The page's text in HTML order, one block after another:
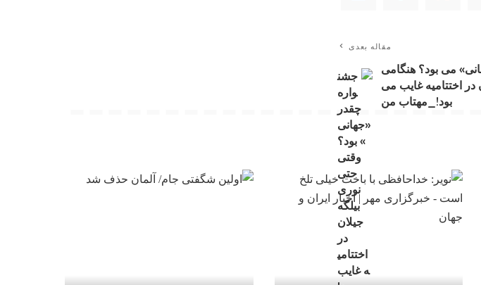
مقاله بعدی
می بود؟ هنگامی
در اختتامیه غایب می
بود!_مهتاب من